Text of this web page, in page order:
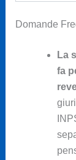
Domande
La
fa